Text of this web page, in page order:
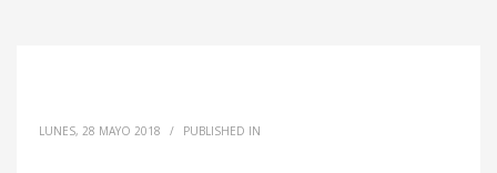
LUNES, 28 MAYO 2018 / PUBLISHED IN